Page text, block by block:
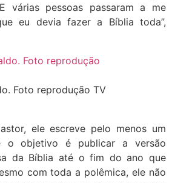
várias pessoas passaram a me
eu devia fazer a Bíblia toda”,
Foto reprodução TV
ele escreve pelo menos um
o objetivo é publicar a versão
da Bíblia até o fim do ano que
com toda a polêmica, ele não